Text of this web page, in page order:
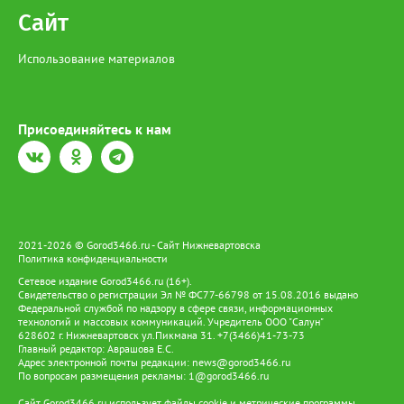
виде лишения свободы на срок до 4 лет со штрафом в размере
Сайт
Использование материалов
Присоединяйтесь к нам
2021-2026 © Gorod3466.ru - Сайт Нижневартовска
Политика конфиденциальности
Сетевое издание Gorod3466.ru (16+).
Свидетельство о регистрации Эл № ФС77-66798 от 15.08.2016 выдано
Федеральной службой по надзору в сфере связи, информационных
технологий и массовых коммуникаций. Учредитель ООО "Салун"
628602 г. Нижневартовск ул.Пикмана 31. +7(3466)41-73-73
Главный редактор: Аврашова Е.С.
Адрес электронной почты редакции: news@gorod3466.ru
По вопросам размещения рекламы: 1@gorod3466.ru